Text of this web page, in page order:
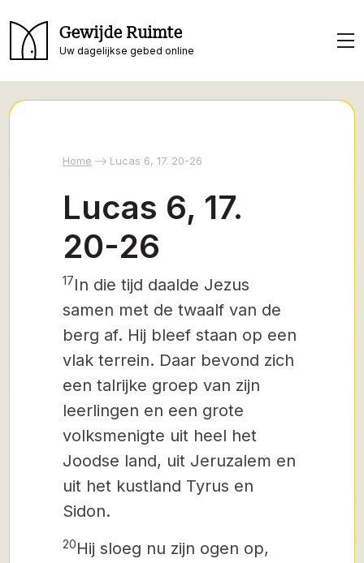
Gewijde Ruimte
Uw dagelijkse gebed online
Home Lucas 6, 17. 20-26
Lucas 6, 17.
20-26
17In die tijd daalde Jezus
samen met de twaalf van de
berg af. Hij bleef staan op een
vlak terrein. Daar bevond zich
een talrijke groep van zijn
leerlingen en een grote
volksmenigte uit heel het
Joodse land, uit Jeruzalem en
uit het kustland Tyrus en
Sidon.
20Hij sloeg nu zijn ogen op,